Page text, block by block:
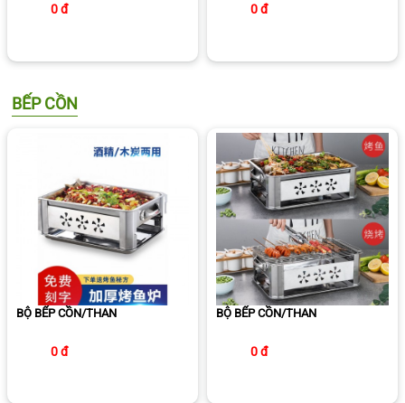
0 đ 0 đ
BẾP CỒN
BỘ BẾP CỒN/THAN
0 đ
BỘ BẾP CỒN/THAN
0 đ